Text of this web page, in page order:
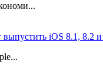
iOS 8.1, 8.2